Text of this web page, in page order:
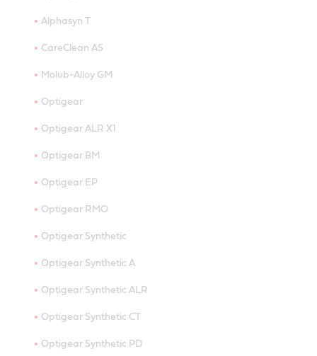
Alphasyn T
CareClean AS
Molub-Alloy GM
Optigear
Optigear ALR X1
Optigear BM
Optigear EP
Optigear RMO
Optigear Synthetic
Optigear Synthetic A
Optigear Synthetic ALR
Optigear Synthetic CT
Optigear Synthetic PD